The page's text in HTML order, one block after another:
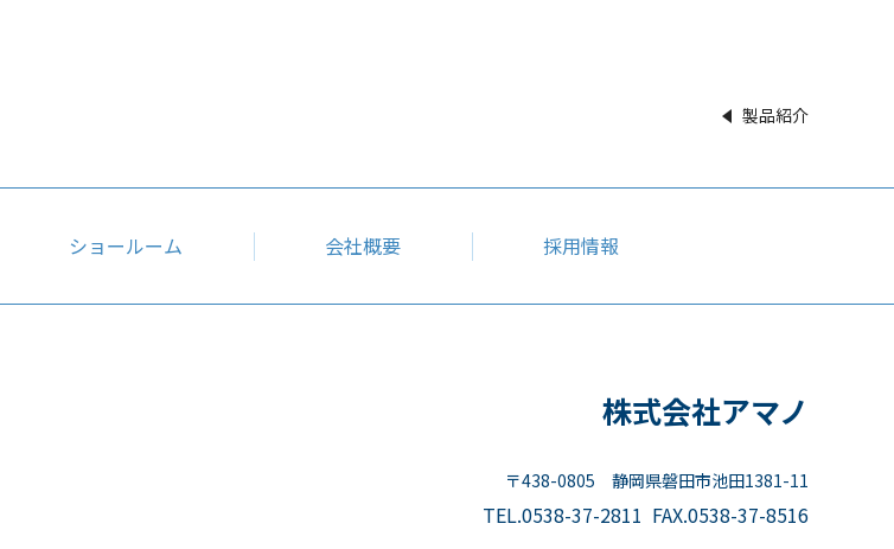
製品紹介
ショールーム 会社概要 採用情報
株式会社アマノ
〒438-0805 静岡県磐田市池田1381-11
TEL.0538-37-2811 FAX.0538-37-8516